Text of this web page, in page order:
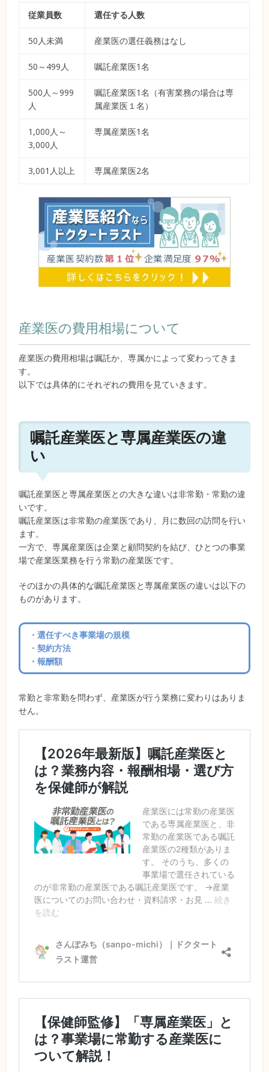
従業員数 選任する人数
50人未満 産業医の選任義務はなし
50～499人 嘱託産業医1名
500人～999
人
嘱託産業医1名（有害業務の場合は専
属産業医１名）
1,000人～
3,000人
専属産業医1名
3,001人以上 専属産業医2名
産業医の費用相場について
産業医の費用相場は嘱託か、専属かによって変わってきま
す。
以下では具体的にそれぞれの費用を見ていきます。
嘱託産業医と専属産業医の違
い
嘱託産業医と専属産業医との大きな違いは非常勤・常勤の違
いです。
嘱託産業医は非常勤の産業医であり、月に数回の訪問を行い
ます。
一方で、専属産業医は企業と顧問契約を結び、ひとつの事業
場で産業医業務を行う常勤の産業医です。
そのほかの具体的な嘱託産業医と専属産業医の違いは以下の
ものがあります。
・選任すべき事業場の規模
・契約方法
・報酬額
常勤と非常勤を問わず、産業医が行う業務に変わりはありま
せん。